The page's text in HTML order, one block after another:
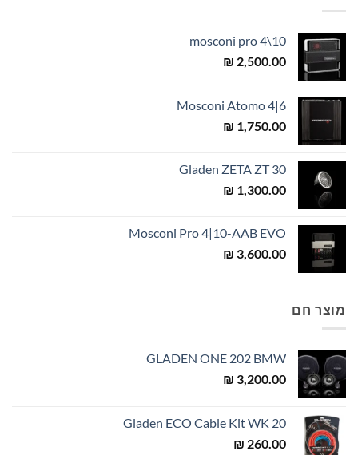
mosconi pro 4\10
₪ 2,500.00
Mosconi Atomo 4|6
₪ 1,750.00
Gladen ZETA ZT 30
₪ 1,300.00
Mosconi Pro 4|10-AAB EVO
₪ 3,600.00
מוצר חם
GLADEN ONE 202 BMW
₪ 3,200.00
Gladen ECO Cable Kit WK 20
₪ 260.00